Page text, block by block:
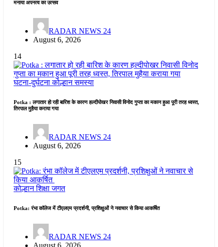
मनाया अपनत्व का उत्सव
RADAR NEWS 24
August 6, 2026
14
घटना-दुर्घटनाकोल्हानसमस्या
Potka : लगातार हो रही बारिश के कारण हल्दीपोखर निवासी विनोद गुप्ता का मकान हुआ पूरी तरह ध्वस्त,
तिरपाल मुहैया कराया गया
RADAR NEWS 24
August 6, 2026
15
कोल्हानशिक्षा जगत
Potka: रंभा कॉलेज में टीएलएम प्रदर्शनी, प्रशिक्षुओं ने नवाचार से किया आकर्षित
RADAR NEWS 24